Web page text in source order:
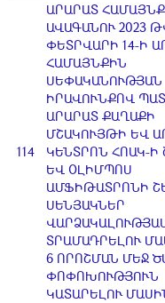
114
ԱՐԱՐԱՏ
ԱՎԱԳԱՆՈՒ 2023
ՓԵՏՐՎԱՐԻ 14-Ի
ՀԱՄԱՅՆՔԻՆ
ՍԵՓԱԿԱՆՈՒԹՅԱՆ
ԻՐԱՎՈՒՆՔՈՎ
ԱՐԱՐԱՏ ՔԱՂԱՔԻ
ՄՇԱԿՈՒՅԹԻ ԵՎ
ԿԵՆՏՐՈՆ ՀՈԱԿ-Ի
ԵՎ ՕԼԻՄՊՈՍ
ԱՄՖԻԹԱՏՐՈՆԻ
ՍԵՆՅԱԿՆԵՐ
ՏՐԱՄԱԴՐԵԼՈՒ
6 ՈՐՈՇՄԱՆ ՄԵՋ
ՓՈՓՈԽՈՒԹՅՈՒՆ
ԿԱՏԱՐԵԼՈՒ